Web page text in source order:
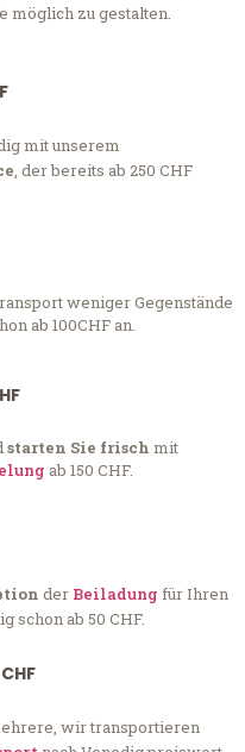
möglich zu gestalten.
mit unserem
, der bereits ab 250 CHF
weniger Gegenstände
ab 100CHF an.
starten Sie frisch mit
ab 150 CHF.
der Beiladung für Ihren
schon ab 50 CHF.
wir transportieren